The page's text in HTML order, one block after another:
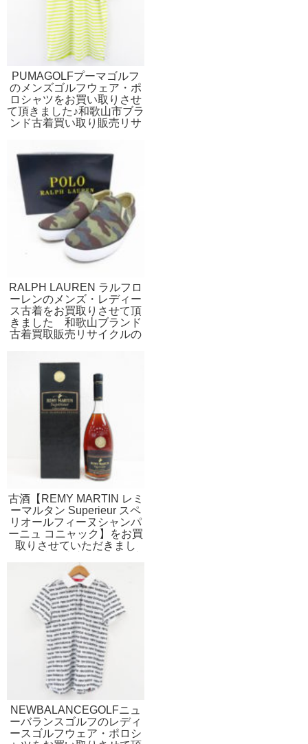
PUMAGOLFプーマゴルフ
のメンズゴルフウェア・ポ
ロシャツをお買い取りさせ
て頂きました♪和歌山市ブラ
ンド古着買い取り販売リサ
RALPH LAUREN ラルフロ
ーレンのメンズ・レディー
ス古着をお買取りさせて頂
きました 和歌山ブランド
古着買取販売リサイクルの
古酒【REMY MARTIN レミ
ーマルタン Superieur スペ
リオールフィーヌシャンパ
ーニュ コニャック】をお買
取りさせていただきまし
着買取販売STST
NEWBALANCEGOLFニュ
ーバランスゴルフのレディ
ースゴルフウェア・ポロシ